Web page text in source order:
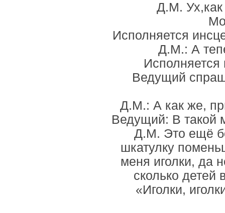
Д.М. Ух,как
Исполняется
Д.М.: А
Ведущий
Д.М.: А как же,
Ведущий: В такой
Д.М. Это ещё
шкатулку
меня иголки, да
сколько
«Иголки,